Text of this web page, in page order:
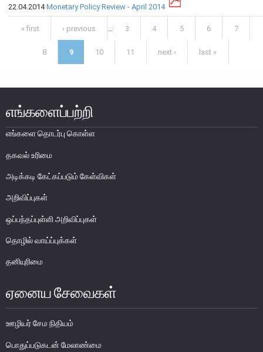
எக்ஸ்டர் அறிக்கை
நிதியியல் முறைமை
நிதியியல் முறைமை உறுதிப்பாடு
வங்கித்தொழில் துறை
22.04.2014 Monetary Policy Review - April 2014
Pages
« first ‹ previous 3 4 5 6 7
8 9 10 11 next › last »
எங்களைப்பற்றி
எங்களை தொடர்பு கொள்ள
தகவல் உரிமை
அடிக்கடி கேட்கப்படும் கேள்விகள்
அறிவிப்புகள்
ஒப்பந்தப்புள்ளி அறிவிப்புகள்
தொழில் வாய்ப்புக்கள்
தனியுரிமை
ஏனைய சேவைகள்
ஊழியர் சேம நிதியம்
பொதுப்படுகடன் மேலாண்மை